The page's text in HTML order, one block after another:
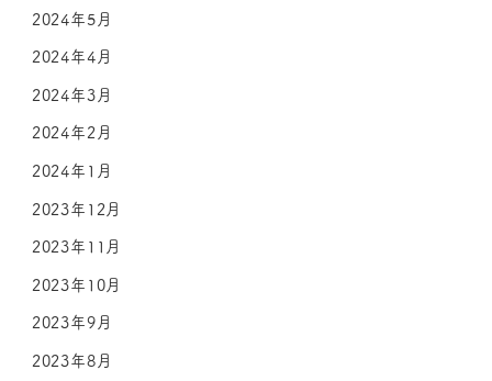
2024年5月
2024年4月
2024年3月
2024年2月
2024年1月
2023年12月
2023年11月
2023年10月
2023年9月
2023年8月